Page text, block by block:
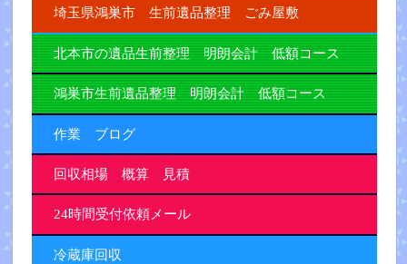
埼玉県鴻巣市 生前遺品整理 ごみ屋敷
北本市の遺品生前整理 明朗会計 低額コース
鴻巣市生前遺品整理 明朗会計 低額コース
作業 ブログ
回収相場 概算 見積
24時間受付依頼メール
冷蔵庫回収